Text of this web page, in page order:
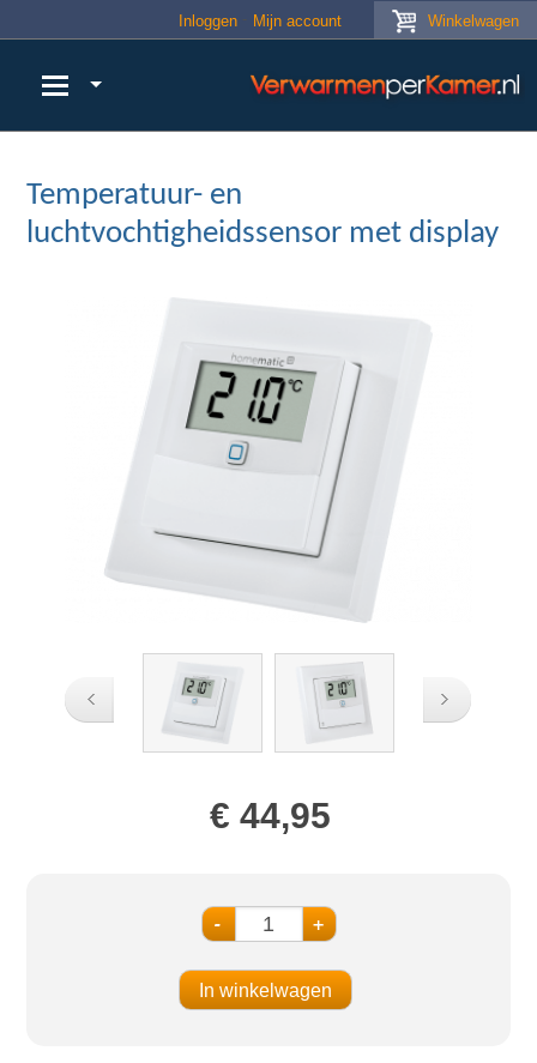
Winkelwagen
Inloggen Mijn account
Temperatuur- en
luchtvochtigheidssensor met display
€ 44,95
- +